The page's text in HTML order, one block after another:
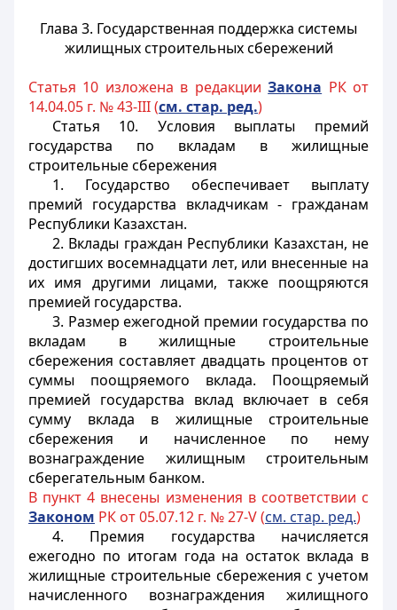
Глава 3. Государственная поддержка системы
жилищных строительных сбережений
Статья 10 изложена в редакцииЗакона РК от
14.04.05 г. № 43-III (см. стар. ред.)
Статья 10.
Условия выплаты премий
государства по вкладам в жилищные
строительные сбережения
1. Государство обеспечивает выплату
премий государства вкладчикам - гражданам
Республики Казахстан.
2. Вклады граждан Республики Казахстан, не
достигших восемнадцати лет, или внесенные на
их имя другими лицами, также поощряются
премией государства.
3. Размер ежегодной премии государства по
вкладам в жилищные строительные
сбережения составляет двадцать процентов от
суммы поощряемого вклада. Поощряемый
премией государства вклад включает в себя
сумму вклада в жилищные строительные
сбережения и начисленное по нему
вознаграждение жилищным строительным
сберегательным банком.
В пункт 4 внесены изменения в соответствии с
Законом РК от 05.07.12 г. № 27-V (см. стар. ред.)
4. Премия государства начисляется
ежегодно по итогам года на остаток вклада в
жилищные строительные сбережения с учетом
начисленного вознаграждения жилищного